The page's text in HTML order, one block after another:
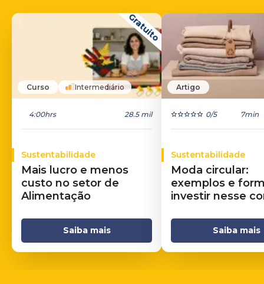
Gratuito
Curso Intermediário
4:00hrs 28.5 mil
Sustentabilidade
Mais lucro e menos
custo no setor de
Alimentação
Saiba mais
Artigo
0/5 7min
Sustentabilidade
Moda circular:
exemplos e
investir nesse
Saiba mais